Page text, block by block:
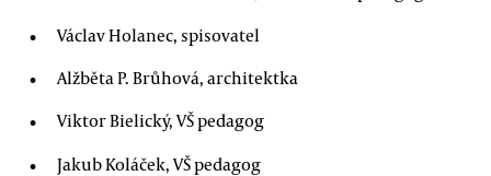
Václav Holanec, spisovatel
Alžběta P. Brůhová, architektka
Viktor Bielický, VŠ pedagog
Jakub Koláček, VŠ pedagog